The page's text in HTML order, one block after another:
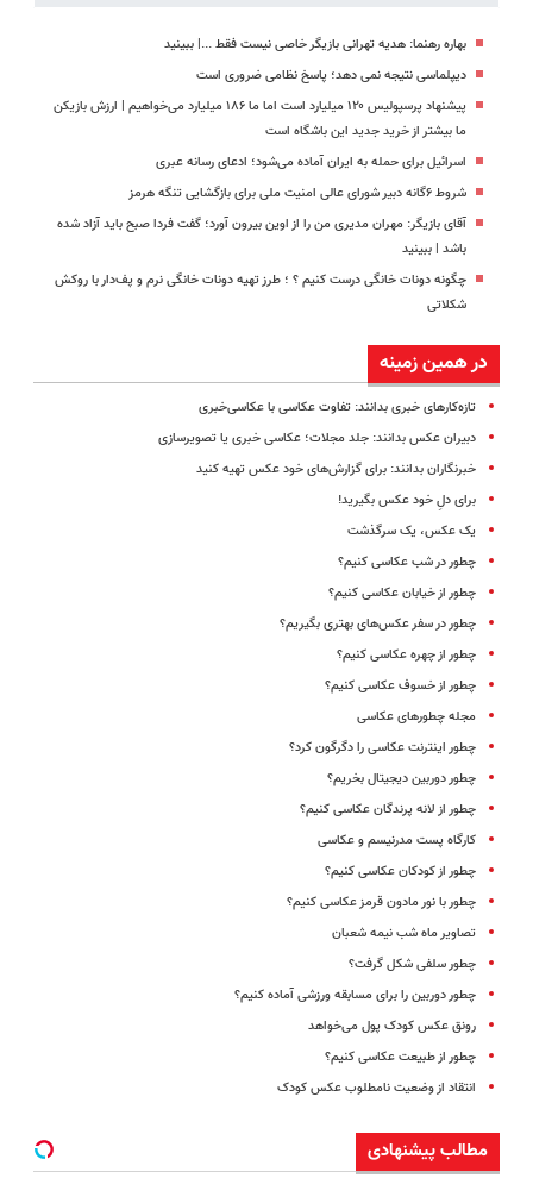
بهاره رهنما: هدیه تهرانی بازیگر خاصی نیست فقط ...|‌ ببینید
دیپلماسی نتیجه‌ نمی دهد؛ پاسخ نظامی ضروری است
پیشنهاد پرسپولیس ۱۲۰ میلیارد است اما ما ۱۸۶ میلیارد می‌خواهیم | ارزش بازیکن
ما بیشتر از خرید جدید این باشگاه است
اسرائیل برای حمله به ایران آماده می‌شود؛ ادعای رسانه عبری
شروط ۶گانه دبیر شورای عالی امنیت ملی برای بازگشایی تنگه هرمز
آقای بازیگر: مهران مدیری من را از اوین بیرون آورد؛ گفت فردا صبح باید آزاد شده
باشد | ببینید
چگونه دونات خانگی درست کنیم ؟ ؛ طرز تهیه دونات خانگی نرم و پف‌دار با روکش
شکلاتی
در همین زمینه
تازه‌کارهای خبری بدانند: تفاوت عکاسی با عکاسی‌خبری
دبیران عکس بدانند: جلد مجلات؛ عکاسی خبری یا تصویرسازی
خبرنگاران بدانند: برای گزارش‌های خود عکس تهیه کنید
برای دلِ خود عکس بگیرید!
یک عکس، یک سرگذشت
چطور در شب عکاسی کنیم؟
چطور از خیابان عکاسی کنیم؟
چطور در سفر عکس‌های بهتری بگیریم؟
چطور از چهره عکاسی کنیم؟
چطور از خسوف‌ عکاسی کنیم؟
مجله چطورهای عکاسی
چطور اینترنت عکاسی را دگرگون کرد؟
چطور دوربین دیجیتال بخریم؟
چطور از لانه پرندگان عکاسی کنیم؟
کارگاه پست مدرنیسم و عکاسی
چطور از کودکان عکاسی کنیم؟
چطور با نور مادون قرمز عکاسی کنیم؟
تصاویر ماه شب نیمه شعبان
چطور سلفی شکل گرفت؟
چطور دوربین را برای مسابقه ورزشی آماده کنیم؟
رونق عکس کودک پول می‌خواهد
چطور از طبیعت عکاسی کنیم؟
انتقاد از وضعیت نامطلوب عکس کودک
مطالب پیشنهادی